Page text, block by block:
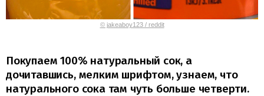
© jakeaboy123 / reddit
Покупаем 100% натуральный сок, а
дочитавшись, мелким шрифтом, узнаем, что
натурального сока там чуть больше четверти.